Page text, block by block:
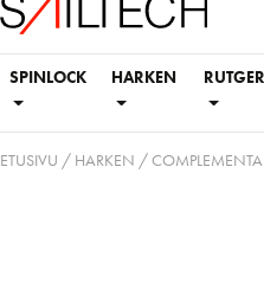
SPINLOCK HARKEN
ETUSIVU / HARKEN /